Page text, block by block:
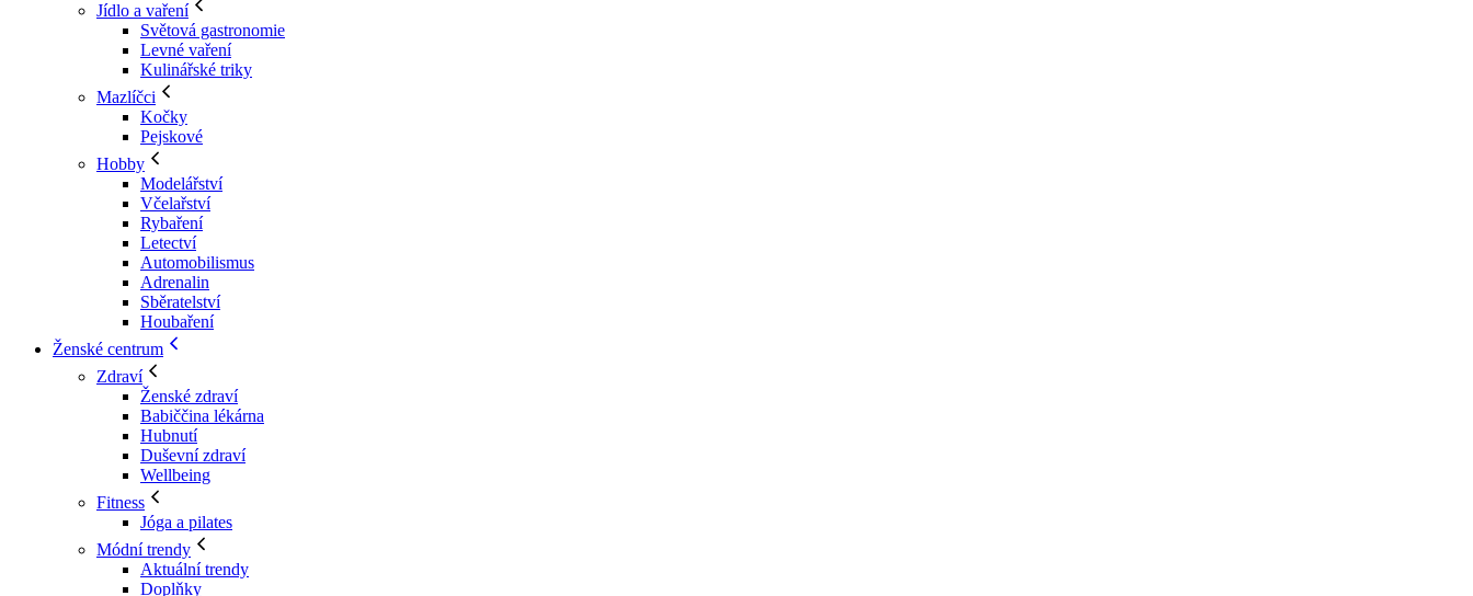
Jídlo a vaření
Světová gastronomie
Levné vaření
Kulinářské triky
Mazlíčci
Kočky
Pejskové
Hobby
Modelářství
Včelařství
Rybaření
Letectví
Automobilismus
Adrenalin
Sběratelství
Houbaření
Ženské centrum
Zdraví
Ženské zdraví
Babiččina lékárna
Hubnutí
Duševní zdraví
Wellbeing
Fitness
Jóga a pilates
Módní trendy
Aktuální trendy
Doplňky